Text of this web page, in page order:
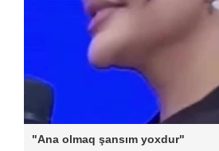
"Ana olmaq şansım yoxdur"